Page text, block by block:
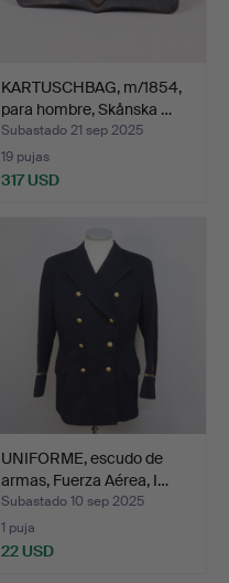
KARTUSCHBAG, m/1854,
para hombre, Skånska …
Subastado 21 sep 2025
19 pujas
317 USD
UNIFORME, escudo de
armas, Fuerza Aérea, I…
Subastado 10 sep 2025
1 puja
22 USD